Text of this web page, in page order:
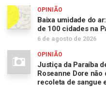
OPINIÃO
Baixa umidade do
de 100 cidades na
6 de agosto de 2026
OPINIÃO
Justiça da Paraíba
Roseanne Dore
recoleta de sangue